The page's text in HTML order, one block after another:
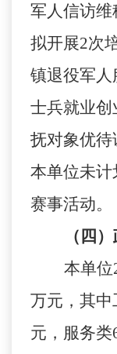
军人信访
拟开展2次
镇退役军
士兵就业
抚对象优待
本单位未计
赛事活动。
（四
本单位
万元，其中
元，服务类